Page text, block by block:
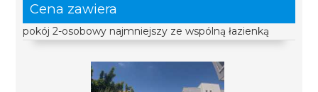
Cena zawiera
pokój 2-osobowy najmniejszy ze wspólną łazienką